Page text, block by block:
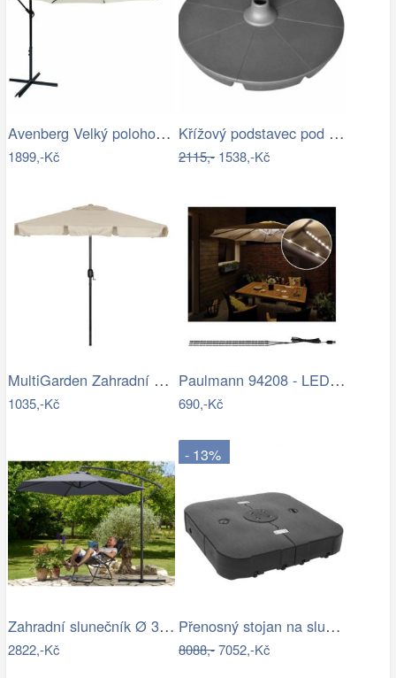
Avenberg Velký polohovatelný slunečník…
1899,-Kč
Křížový podstavec pod slunečník ET9496…
2115,-1538,-Kč
MultiGarden Zahradní slunečník Kosy…
1035,-Kč
Paulmann 94208 - LED/1,8W Osvětlení…
690,-Kč
Zahradní slunečník Ø 330 cm D2557…
2822,-Kč
- 13%
Přenosný stojan na slunečník Dekorhome
8088,-7052,-Kč